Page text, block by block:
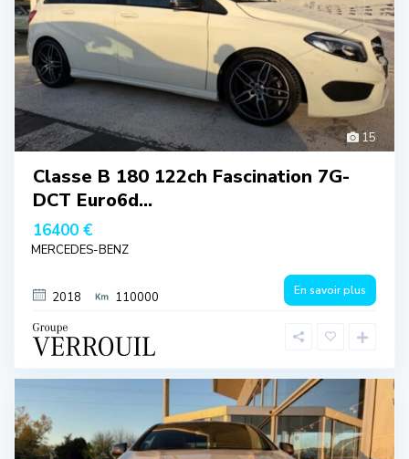
15
Classe B 180 122ch Fascination 7G-
DCT Euro6d...
16400 €
MERCEDES-BENZ
2018 110000 En savoir plus